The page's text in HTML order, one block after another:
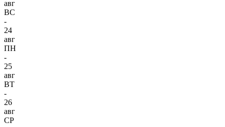
авг
ВС
-
24
авг
ПН
-
25
авг
ВТ
-
26
авг
СР